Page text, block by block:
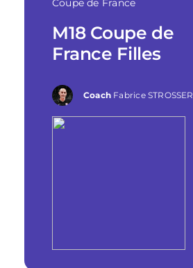
Coupe de France
M18 Coupe de
France Filles
Coach Fabrice STROSSER